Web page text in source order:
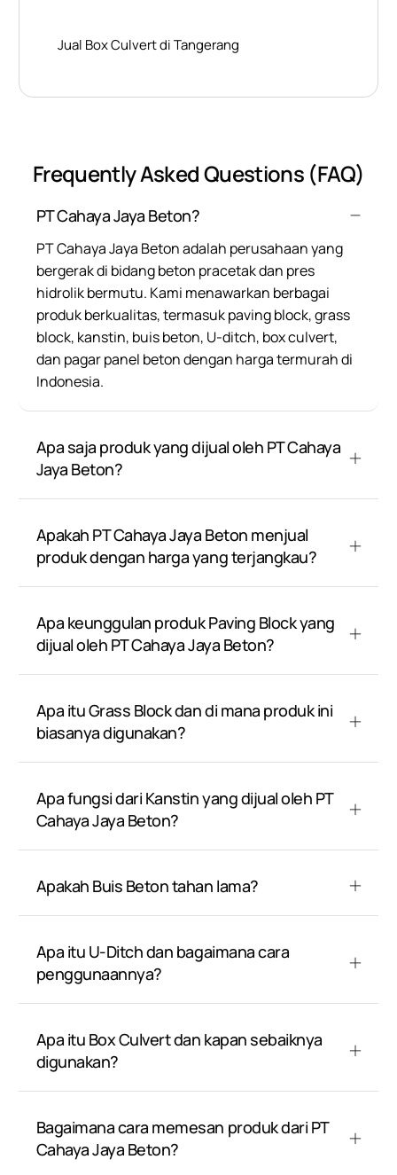
Jual Box Culvert di Tangerang
Frequently Asked Questions (FAQ)
PT Cahaya Jaya Beton?
PT Cahaya Jaya Beton adalah perusahaan yang
bergerak di bidang beton pracetak dan pres
hidrolik bermutu. Kami menawarkan berbagai
produk berkualitas, termasuk paving block, grass
block, kanstin, buis beton, U-ditch, box culvert,
dan pagar panel beton dengan harga termurah di
Indonesia.
Apa saja produk yang dijual oleh PT Cahaya
Jaya Beton?
Apakah PT Cahaya Jaya Beton menjual
produk dengan harga yang terjangkau?
Apa keunggulan produk Paving Block yang
dijual oleh PT Cahaya Jaya Beton?
Apa itu Grass Block dan di mana produk ini
biasanya digunakan?
Apa fungsi dari Kanstin yang dijual oleh PT
Cahaya Jaya Beton?
Apakah Buis Beton tahan lama?
Apa itu U-Ditch dan bagaimana cara
penggunaannya?
Apa itu Box Culvert dan kapan sebaiknya
digunakan?
Bagaimana cara memesan produk dari PT
Cahaya Jaya Beton?